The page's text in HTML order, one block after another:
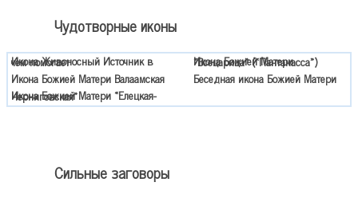
Чудотворные иконы
Икона Живоносный Источник в чем помогает
Икона Божией Матери «Всецарица» («Пантанасса»)
Икона Божией Матери Валаамская
Беседная икона Божией Матери
Икона Божией Матери «Елецкая-Черниговская»
Сильные заговоры